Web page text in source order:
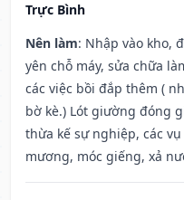
Trực Bình
Nên làm: Nhập vào kho,
yên chỗ máy, sửa chữa
các việc bồi đắp thêm (
bờ kè.) Lót giường đóng
thừa kế sự nghiệp, các
mương, móc giếng, xả